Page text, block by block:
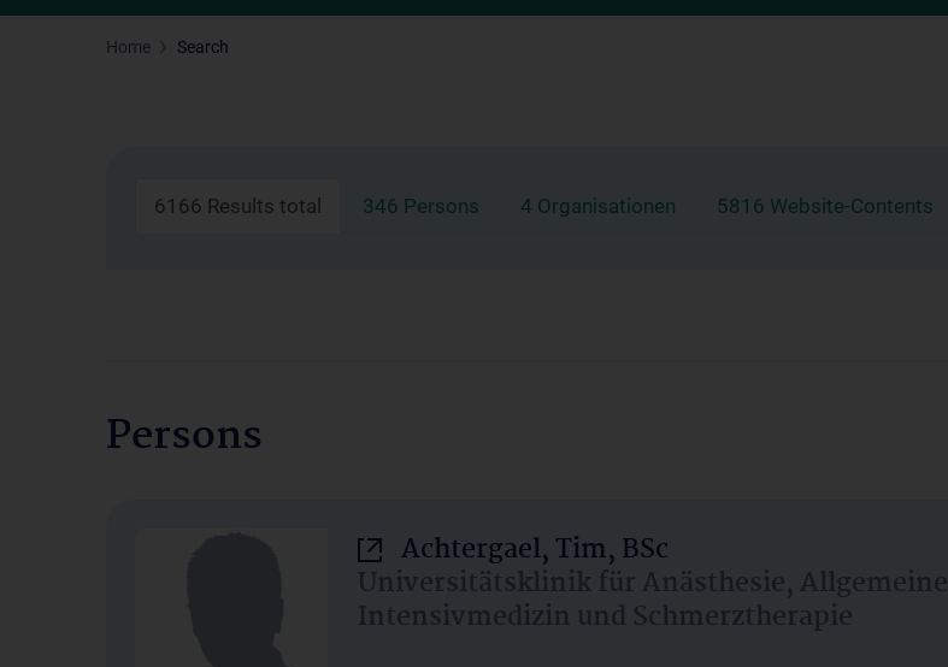
Home Search
6166 Results total 346 Persons 4 Organisationen 5816 Website-Contents
Persons
Achtergael, Tim, BSc
Universitätsklinik für Anästhesie, Allgemeine
Intensivmedizin und Schmerztherapie